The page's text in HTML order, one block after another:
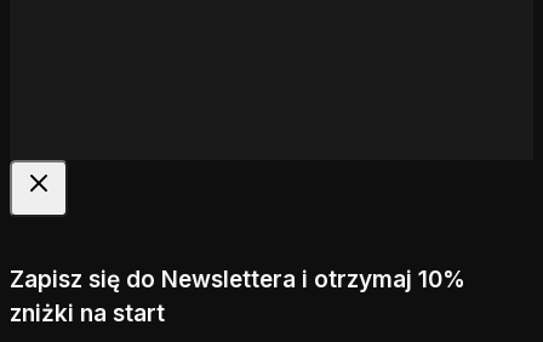
Zapisz się do Newslettera i otrzymaj 10%
zniżki na start